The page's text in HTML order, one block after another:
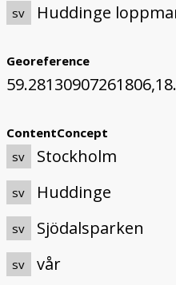
sv
Huddinge
Georeference
ContentConcept
sv
Stockholm
sv Huddinge
sv Sjödalsparken
sv vår